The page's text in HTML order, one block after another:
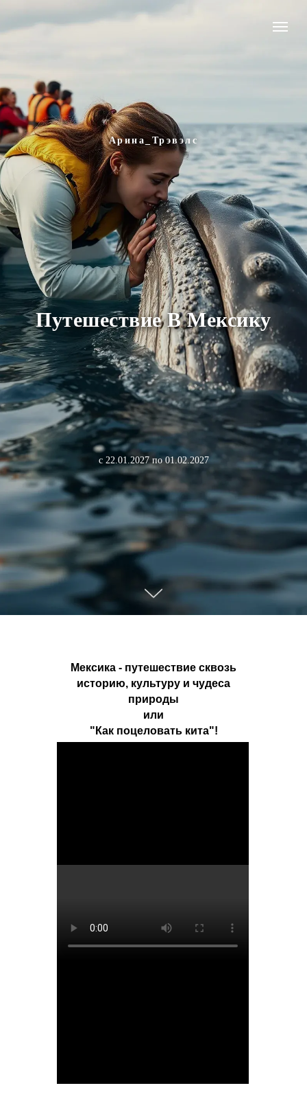
Aрина_Трэвэлс
Путешествие В Мексику
с 22.01.2027 по 01.02.2027
Мексика - путешествие сквозь
историю, культуру и чудеса
природы
или
"Как поцеловать кита"!